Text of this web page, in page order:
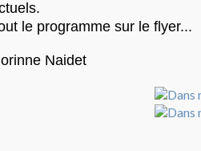
le programme sur le flyer...
Naidet